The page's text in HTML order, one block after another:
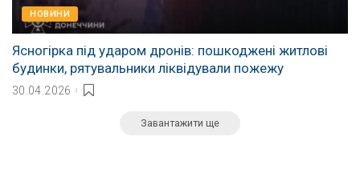
НОВИНИ
Ясногірка під ударом дронів: пошкоджені житлові
будинки, рятувальники ліквідували пожежу
30.04.2026
Завантажити ще